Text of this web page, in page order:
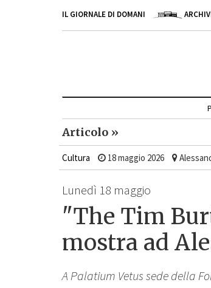
IL GIORNALE DI DOMANI
Articolo »
Cultura 18 maggio 2026
Lunedì 18 maggio
"The Tim
mostra ad
A Palatium Vetus sede della